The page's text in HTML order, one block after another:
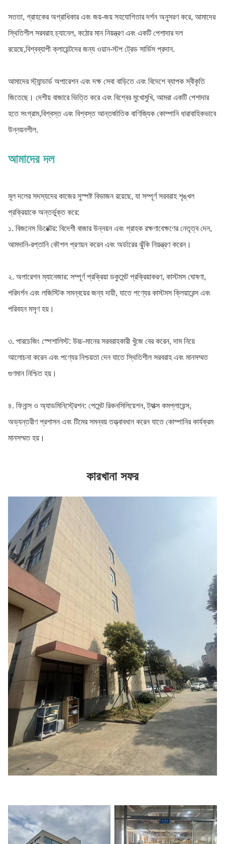
সততা, গ্রাহকের অগ্রাধিকার এবং জয়-জয় সহযোগিতার দর্শন অনুসরণ করে, আমাদের
স্থিতিশীল সরবরাহ চ্যানেল, কঠোর মান নিয়ন্ত্রণ এবং একটি পেশাদার দল
রয়েছে,বিশ্বব্যাপী ক্লায়েন্টদের জন্য ওয়ান-স্টপ ট্রেড সার্ভিস প্রদান.
আমাদের স্ট্যান্ডার্ড অপারেশন এবং দক্ষ সেবা বাড়িতে এবং বিদেশে ব্যাপক স্বীকৃতি
জিতেছে। দেশীয় বাজারে ভিত্তি করে এবং বিশ্বের মুখোমুখি, আমরা একটি পেশাদার
হতে সংগ্রাম,বিশ্বস্ত এবং বিশ্বস্ত আন্তর্জাতিক বাণিজ্যিক কোম্পানি ধারাবাহিকভাবে
উন্নয়নশীল.
আমাদের দল
মূল দলের সদস্যদের কাজের সুস্পষ্ট বিভাজন রয়েছে, যা সম্পূর্ণ সরবরাহ শৃঙ্খল
প্রক্রিয়াকে অন্তর্ভুক্ত করে:
১. বিজনেস ডিরেক্টর: বিদেশী বাজার উন্নয়ন এবং গ্রাহক রক্ষণাবেক্ষণের নেতৃত্ব দেন,
আমদানি-রপ্তানি কৌশল প্রণয়ন করেন এবং অর্ডারের ঝুঁকি নিয়ন্ত্রণ করেন।
২. অপারেশন ম্যানেজার: সম্পূর্ণ প্রক্রিয়া ডকুমেন্ট প্রক্রিয়াকরণ, কাস্টমস ঘোষণা,
পরিদর্শন এবং লজিস্টিক সমন্বয়ের জন্য দায়ী, যাতে পণ্যের কাস্টমস ক্লিয়ারেন্স এবং
পরিবহন মসৃণ হয়।
৩. পারচেজিং স্পেশালিস্ট: উচ্চ-মানের সরবরাহকারী খুঁজে বের করেন, দাম নিয়ে
আলোচনা করেন এবং পণ্যের নিশ্চয়তা দেন যাতে স্থিতিশীল সরবরাহ এবং মানসম্মত
গুণমান নিশ্চিত হয়।
৪. ফিনান্স ও অ্যাডমিনিস্ট্রেশন: পেমেন্ট রিকনসিলিয়েশন, ট্যাক্স কমপ্লায়েন্স,
অভ্যন্তরীণ প্রশাসন এবং টিমের সমন্বয় তত্ত্বাবধান করেন যাতে কোম্পানির কার্যক্রম
মানসম্মত হয়।
কারখানা সফর